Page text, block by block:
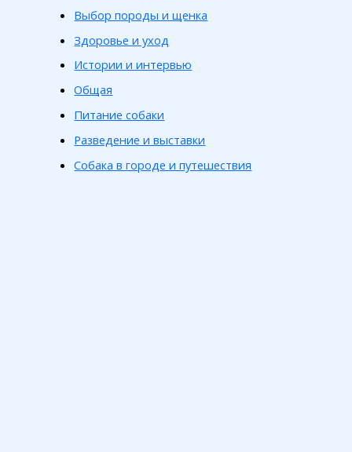
Выбор породы и щенка
Здоровье и уход
Истории и интервью
Общая
Питание собаки
Разведение и выставки
Собака в городе и путешествия